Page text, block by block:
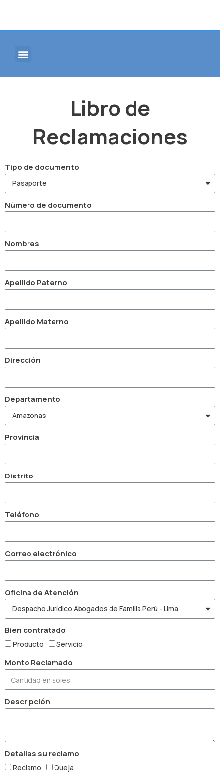
Libro de
Reclamaciones
Tipo de documento
Número de documento
Nombres
Apellido Paterno
Apellido Materno
Dirección
Departamento
Provincia
Distrito
Teléfono
Correo electrónico
Oficina de Atención
Bien contratado
Producto Servicio
Monto Reclamado
Descripción
Detalles su reclamo
Reclamo Queja